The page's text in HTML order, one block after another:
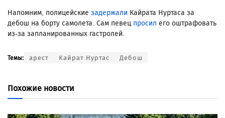
Напомним, полицейские задержали Кайрата Нуртаса за
дебош на борту самолета. Сам певец просил его оштрафовать
из-за запланированных гастролей.
Темы: арест Кайрат Нуртас Дебош
Похожие новости